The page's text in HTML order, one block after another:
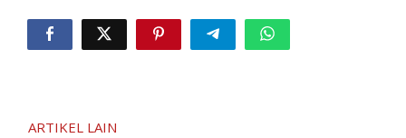
ARTIKEL LAIN